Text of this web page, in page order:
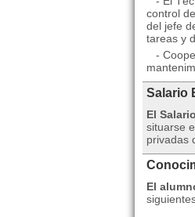
control
del jefe
tareas y
-
Salario
El
situarse
privadas
El